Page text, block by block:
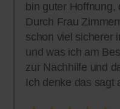
bin guter Hoffnung,
Durch Frau
schon viel sicherer
und was ich am
zur Nachhilfe und
Ich denke das sagt